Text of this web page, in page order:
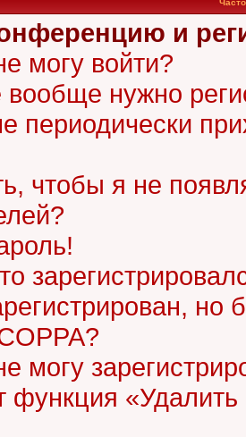
и
могу войти?
нужно
периодически
чтобы я не
но
могу
функция